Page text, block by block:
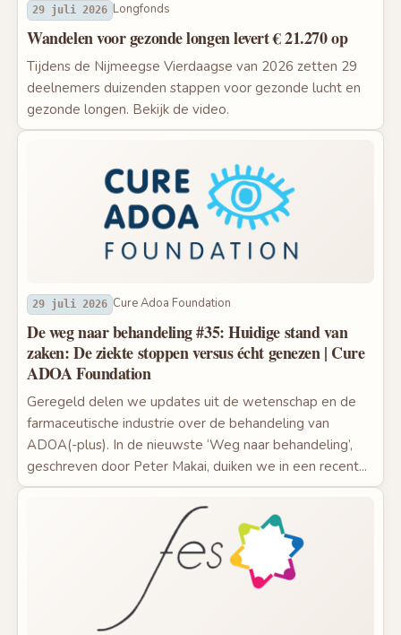
29 juli 2026 Longfonds
Wandelen voor gezonde longen levert € 21.270 op
Tijdens de Nijmeegse Vierdaagse van 2026 zetten 29
deelnemers duizenden stappen voor gezonde lucht en
gezonde longen. Bekijk de video.
29 juli 2026 Cure Adoa Foundation
De weg naar behandeling #35: Huidige stand van
zaken: De ziekte stoppen versus écht genezen | Cure
ADOA Foundation
Geregeld delen we updates uit de wetenschap en de
farmaceutische industrie over de behandeling van
ADOA(-plus). In de nieuwste ‘Weg naar behandeling’,
geschreven door Peter Makai, duiken we in een recent...